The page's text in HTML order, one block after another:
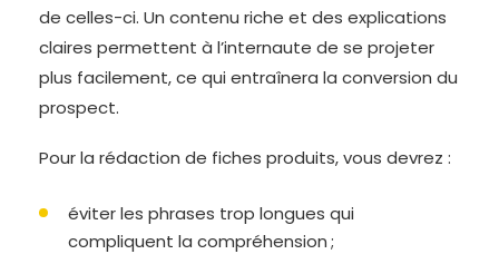
de celles-ci. Un contenu riche et des explications
claires permettent à l’internaute de se projeter
plus facilement, ce qui entraînera la conversion du
prospect.
Pour la rédaction de fiches produits, vous devrez :
éviter les phrases trop longues qui
compliquent la compréhension ;